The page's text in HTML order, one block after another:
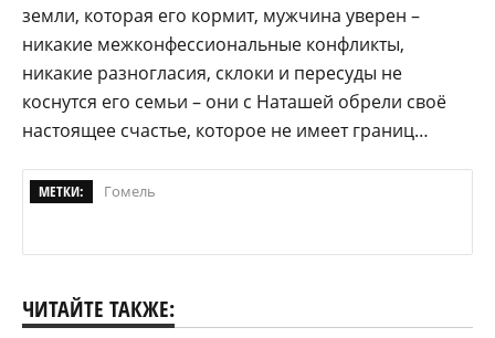
земли, которая его кормит, мужчина уверен –
никакие межконфессиональные конфликты,
никакие разногласия, склоки и пересуды не
коснутся его семьи – они с Наташей обрели своё
настоящее счастье, которое не имеет границ…
МЕТКИ: Гомель
ЧИТАЙТЕ ТАКЖЕ: